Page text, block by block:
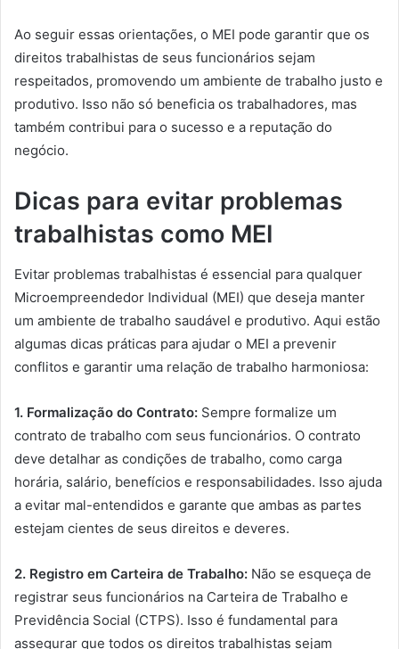
Ao seguir essas orientações, o MEI pode garantir que os
direitos trabalhistas de seus funcionários sejam
respeitados, promovendo um ambiente de trabalho justo e
produtivo. Isso não só beneficia os trabalhadores, mas
também contribui para o sucesso e a reputação do
negócio.
Dicas para evitar problemas
trabalhistas como MEI
Evitar problemas trabalhistas é essencial para qualquer
Microempreendedor Individual (MEI) que deseja manter
um ambiente de trabalho saudável e produtivo. Aqui estão
algumas dicas práticas para ajudar o MEI a prevenir
conflitos e garantir uma relação de trabalho harmoniosa:
1. Formalização do Contrato: Sempre formalize um
contrato de trabalho com seus funcionários. O contrato
deve detalhar as condições de trabalho, como carga
horária, salário, benefícios e responsabilidades. Isso ajuda
a evitar mal-entendidos e garante que ambas as partes
estejam cientes de seus direitos e deveres.
2. Registro em Carteira de Trabalho: Não se esqueça de
registrar seus funcionários na Carteira de Trabalho e
Previdência Social (CTPS). Isso é fundamental para
assegurar que todos os direitos trabalhistas sejam